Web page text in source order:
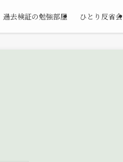
過去検証の勉強部屋 ひとり反省会